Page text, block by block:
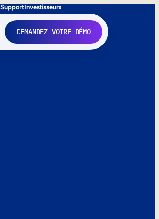
SupportInvestisseurs
DEMANDEZ VOTRE DÉMO